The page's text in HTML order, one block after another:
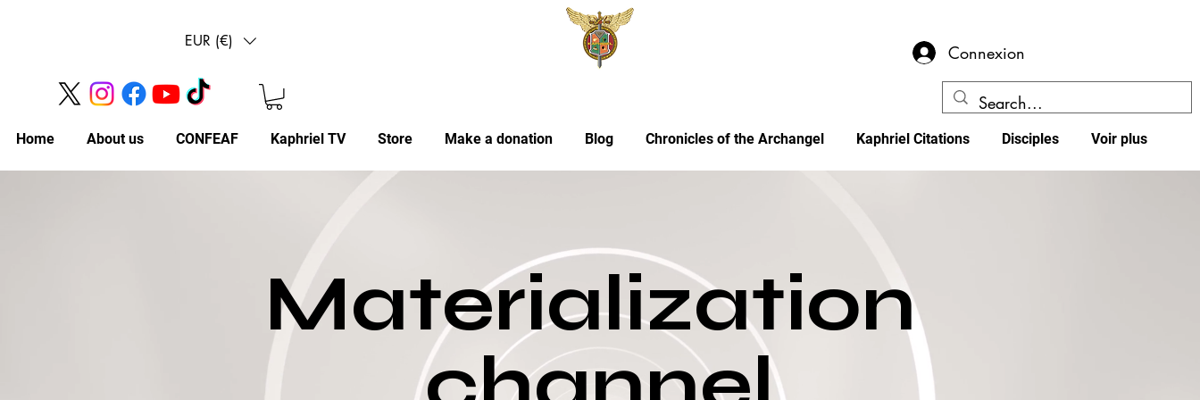
EUR (€)
Connexion
Home About us CONFEAF Kaphriel TV Store Make a donation Blog Chronicles of the Archangel Kaphriel Citations Disciples Voir plus
Materialization